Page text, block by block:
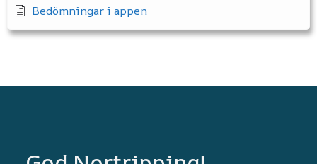
Bedömningar i appen